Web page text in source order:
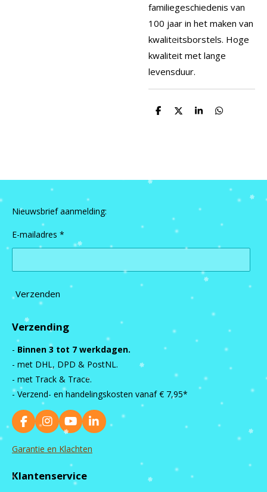
familiegeschiedenis van
100 jaar in het maken van
kwaliteitsborstels. Hoge
kwaliteit met lange
levensduur.
D
D
S
D
Nieuwsbrief aanmelding:
E-mailadres *
Verzenden
Verzending
- Binnen 3 tot 7 werkdagen.
- met DHL, DPD & PostNL.
- met Track & Trace.
- Verzend- en handelingskosten vanaf € 7,95*
F
a
c
o
I
n
s
g
Y
o
u
u
b
L
i
Garantie en Klachten
Klantenservice